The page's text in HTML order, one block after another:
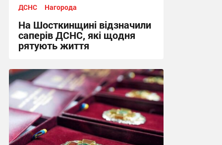
ДСНС Нагорода
На Шосткинщині відзначили
саперів ДСНС, які щодня
рятують життя
13:27, 23.07.2026